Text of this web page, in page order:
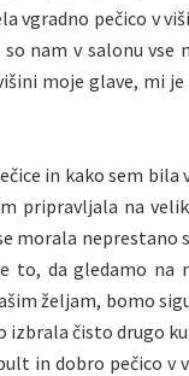
vgradno pečico v
nam v salonu vse
moje glave, mi
in kako sem bila
pripravljala na
morala neprestano
to, da gledamo na
željam, bomo
izbrala čisto drugo
in dobro pečico v